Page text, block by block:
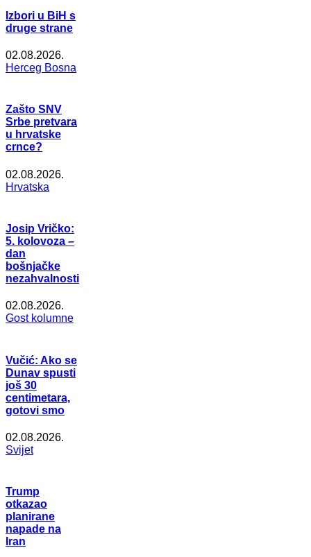
Izbori u BiH s
druge strane
02.08.2026.
Herceg Bosna
Zašto SNV
Srbe pretvara
u hrvatske
crnce?
02.08.2026.
Hrvatska
Josip Vričko:
5. kolovoza –
dan
bošnjačke
nezahvalnosti
02.08.2026.
Gost kolumne
Vučić: Ako se
Dunav spusti
još 30
centimetara,
gotovi smo
02.08.2026.
Svijet
Trump
otkazao
planirane
napade na
Iran